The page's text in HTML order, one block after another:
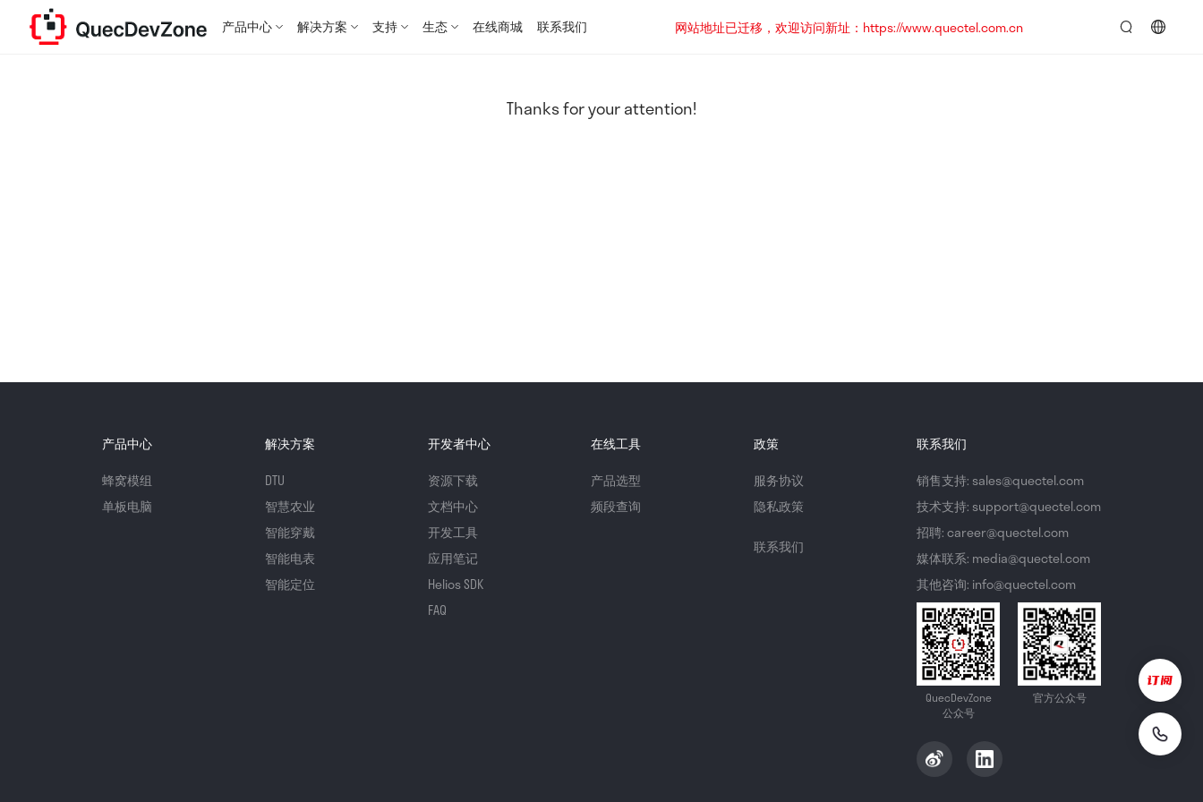
产品中心 解决方案 支持 生态 在线商城 联系我们
网站地址已迁移，欢迎访问新址：https://www.quectel.com.cn
Thanks for your attention!
产品中心
蜂窝模组
单板电脑
解决方案
DTU
智慧农业
智能穿戴
智能电表
智能定位
开发者中心
资源下载
文档中心
开发工具
应用笔记
Helios SDK
FAQ
在线工具
产品选型
频段查询
政策
服务协议
隐私政策
联系我们
联系我们
销售支持: sales@quectel.com
技术支持: support@quectel.com
招聘: career@quectel.com
媒体联系: media@quectel.com
其他咨询: info@quectel.com
QuecDevZone
公众号
官方公众号